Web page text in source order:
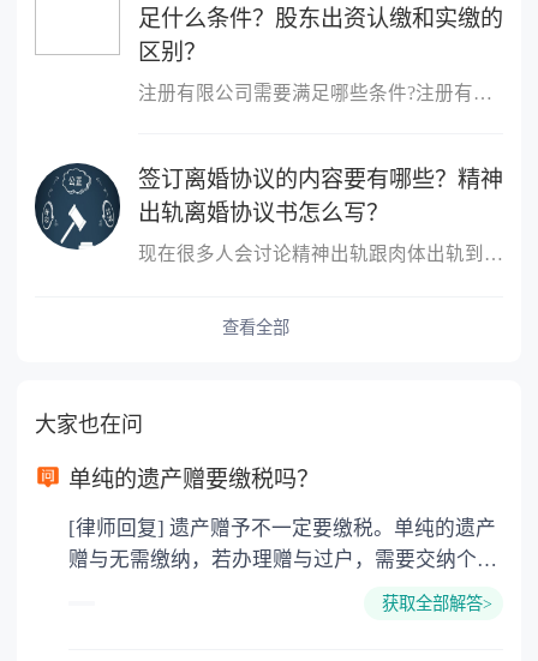
足什么条件？股东出资认缴和实缴的
区别？
注册有限公司需要满足哪些条件?注册有限公司需要满足什么条件?1、股
签订离婚协议的内容要有哪些？精神
出轨离婚协议书怎么写？
现在很多人会讨论精神出轨跟肉体出轨到底哪个更严重？这个不同的人
查看全部
大家也在问
单纯的遗产赠要缴税吗？
[律师回复] 遗产赠予不一定要缴税。单纯的遗产
赠与无需缴纳，若办理赠与过户，需要交纳个人
所得税、契税和公证费。赠与过户是没有增值税
获取全部解答>